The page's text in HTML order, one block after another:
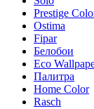
Prestige
Ostima
Fipar
Белобои
Eco
Палитра
Home Color
Rasch